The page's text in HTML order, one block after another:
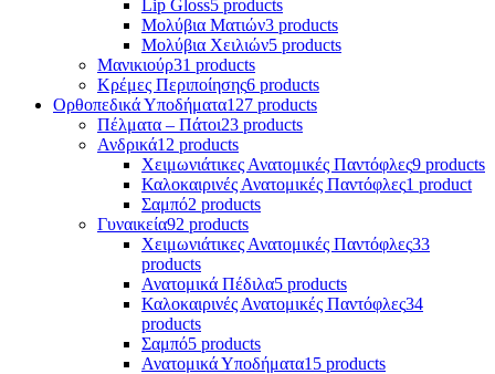
Lip Gloss5 products
Μολύβια Ματιών3 products
Μολύβια Χειλιών5 products
Μανικιούρ31 products
Κρέμες Περιποίησης6 products
Ορθοπεδικά Υποδήματα127 products
Πέλματα – Πάτοι23 products
Ανδρικά12 products
Χειμωνιάτικες Ανατομικές Παντόφλες9 products
Καλοκαιρινές Ανατομικές Παντόφλες1 product
Σαμπό2 products
Γυναικεία92 products
Χειμωνιάτικες Ανατομικές Παντόφλες33
products
Ανατομικά Πέδιλα5 products
Καλοκαιρινές Ανατομικές Παντόφλες34
products
Σαμπό5 products
Ανατομικά Υποδήματα15 products